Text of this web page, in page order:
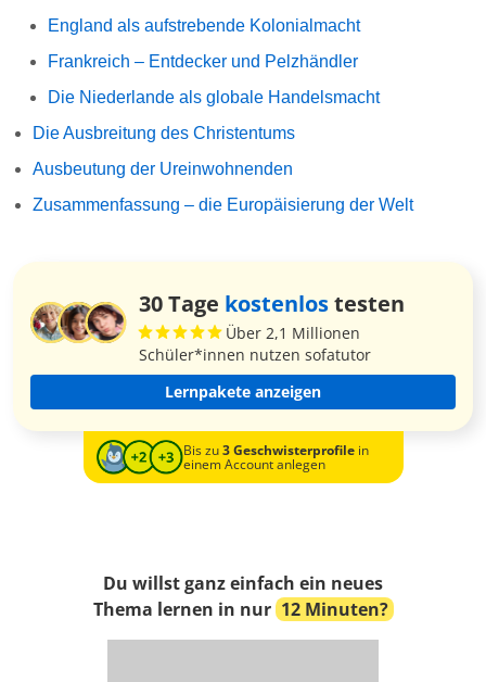
England als aufstrebende Kolonialmacht
Frankreich – Entdecker und Pelzhändler
Die Niederlande als globale Handelsmacht
Die Ausbreitung des Christentums
Ausbeutung der Ureinwohnenden
Zusammenfassung – die Europäisierung der Welt
30 Tage kostenlostesten
Über 2,1 Millionen
Schüler*innen nutzen sofatutor
Lernpakete anzeigen
Bis zu3 Geschwisterprofilein
einem Account anlegen
Du willst ganz einfach ein neues
Thema lernen in nur 12 Minuten?